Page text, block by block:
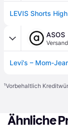
ASOS
¹Vorbehaltlich
Ähnliche